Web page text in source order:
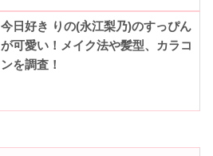
今日好き りの(永江梨乃)のすっぴん
が可愛い！メイク法や髪型、カラコ
ンを調査！